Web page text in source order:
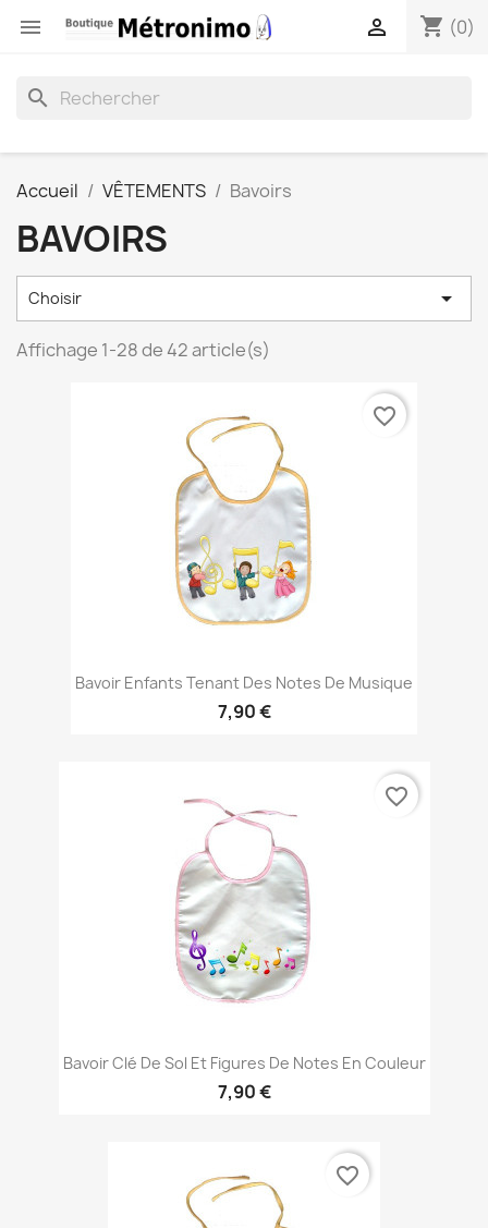
 shopping_cart (0)

search
Accueil VÊTEMENTS Bavoirs
BAVOIRS
Choisir 
Affichage 1-28 de 42 article(s)
Bavoir Enfants Tenant Des Notes De Musique
7,90 €
favorite_border
Bavoir Clé De Sol Et Figures De Notes En Couleur
7,90 €
favorite_border
favorite_border